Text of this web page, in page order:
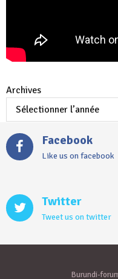
Archives
Facebook
Like us on facebook
Twitter
Tweet us on twitter
Burundi-